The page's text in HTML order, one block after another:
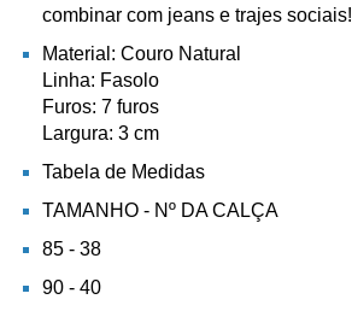
combinar com jeans e trajes sociais!
Material: Couro Natural
Linha: Fasolo
Furos: 7 furos
Largura: 3 cm
Tabela de Medidas
TAMANHO - Nº DA CALÇA
85 - 38
90 - 40